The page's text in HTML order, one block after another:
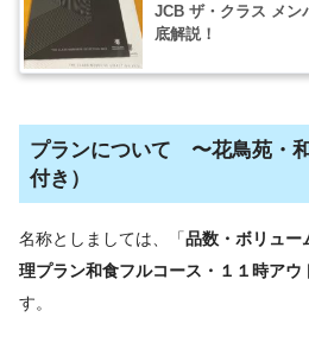
JCB ザ・クラス メン
底解説！
プランについて 〜花鳥苑・
付き）
名称としましては、「品数・ボリュー
理プラン和食フルコース・１１時アウ
す。